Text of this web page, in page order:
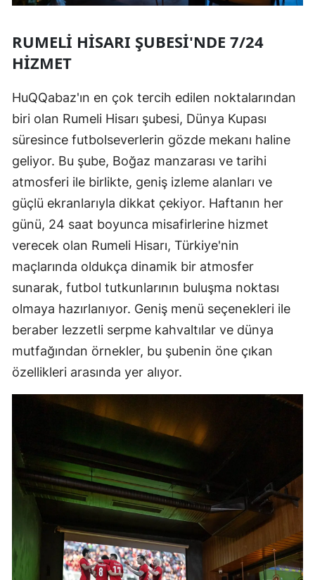
RUMELI HISARI ŞUBESI'NDE 7/24
HIZMET
HuQQabaz'ın en çok tercih edilen noktalarından
biri olan Rumeli Hisarı şubesi, Dünya Kupası
süresince futbolseverlerin gözde mekanı haline
geliyor. Bu şube, Boğaz manzarası ve tarihi
atmosferi ile birlikte, geniş izleme alanları ve
güçlü ekranlarıyla dikkat çekiyor. Haftanın her
günü, 24 saat boyunca misafirlerine hizmet
verecek olan Rumeli Hisarı, Türkiye'nin
maçlarında oldukça dinamik bir atmosfer
sunarak, futbol tutkunlarının buluşma noktası
olmaya hazırlanıyor. Geniş menü seçenekleri ile
beraber lezzetli serpme kahvaltılar ve dünya
mutfağından örnekler, bu şubenin öne çıkan
özellikleri arasında yer alıyor.